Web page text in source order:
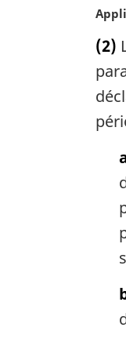
N
t
e
m
a
r
(2)